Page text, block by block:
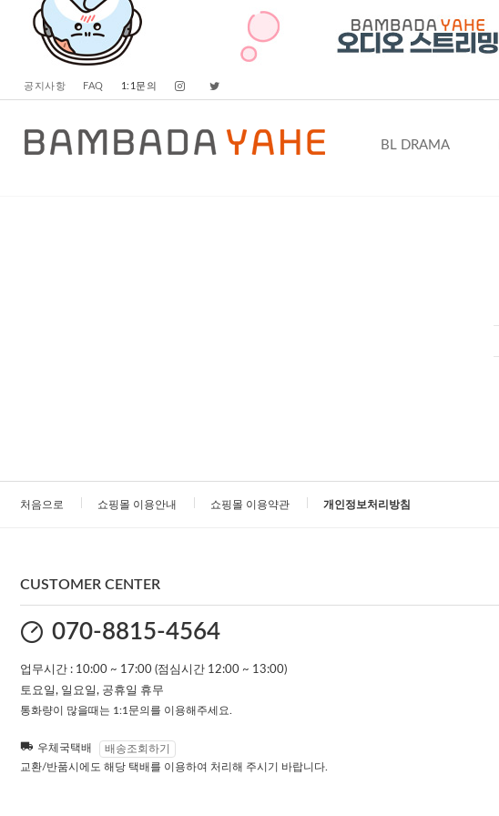
공지사항 FAQ 1:1문의
BL DRAMA
처음으로 쇼핑몰 이용안내 쇼핑몰 이용약관 개인정보처리방침
CUSTOMER CENTER
070-8815-4564
업무시간 : 10:00 ~ 17:00 (점심시간 12:00 ~ 13:00)
토요일, 일요일, 공휴일 휴무
통화량이 많을때는 1:1문의를 이용해주세요.
우체국택배
배송조회하기
교환/반품시에도 해당 택배를 이용하여 처리해 주시기 바랍니다.